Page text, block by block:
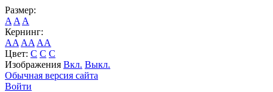
Размер:
A A A
Кернинг:
AA AA AA
Цвет: C C C
Изображения Вкл. Выкл.
Обычная версия сайта
Войти